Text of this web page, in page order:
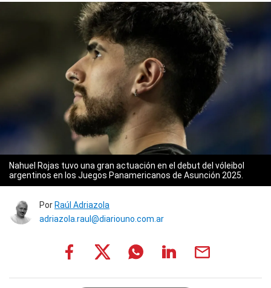
Nahuel Rojas tuvo una gran actuación en el debut del vóleibol
argentinos en los Juegos Panamericanos de Asunción 2025.
Por Raúl Adriazola
adriazola.raul@diariouno.com.ar